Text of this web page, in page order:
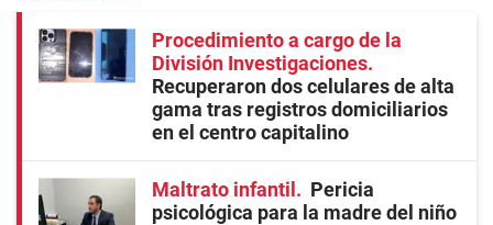
Procedimiento a cargo de la
División Investigaciones
Recuperaron dos celulares de alta
gama tras registros domiciliarios
en el centro capitalino
Maltrato infantil
Pericia
psicológica para la madre del niño